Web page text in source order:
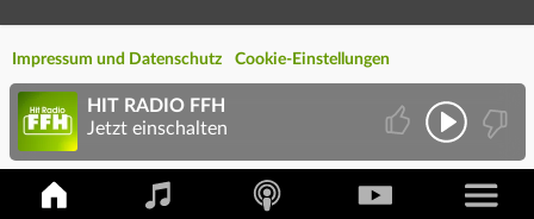
Impressum und Datenschutz Cookie-Einstellungen
HIT RADIO FFH
Jetzt einschalten